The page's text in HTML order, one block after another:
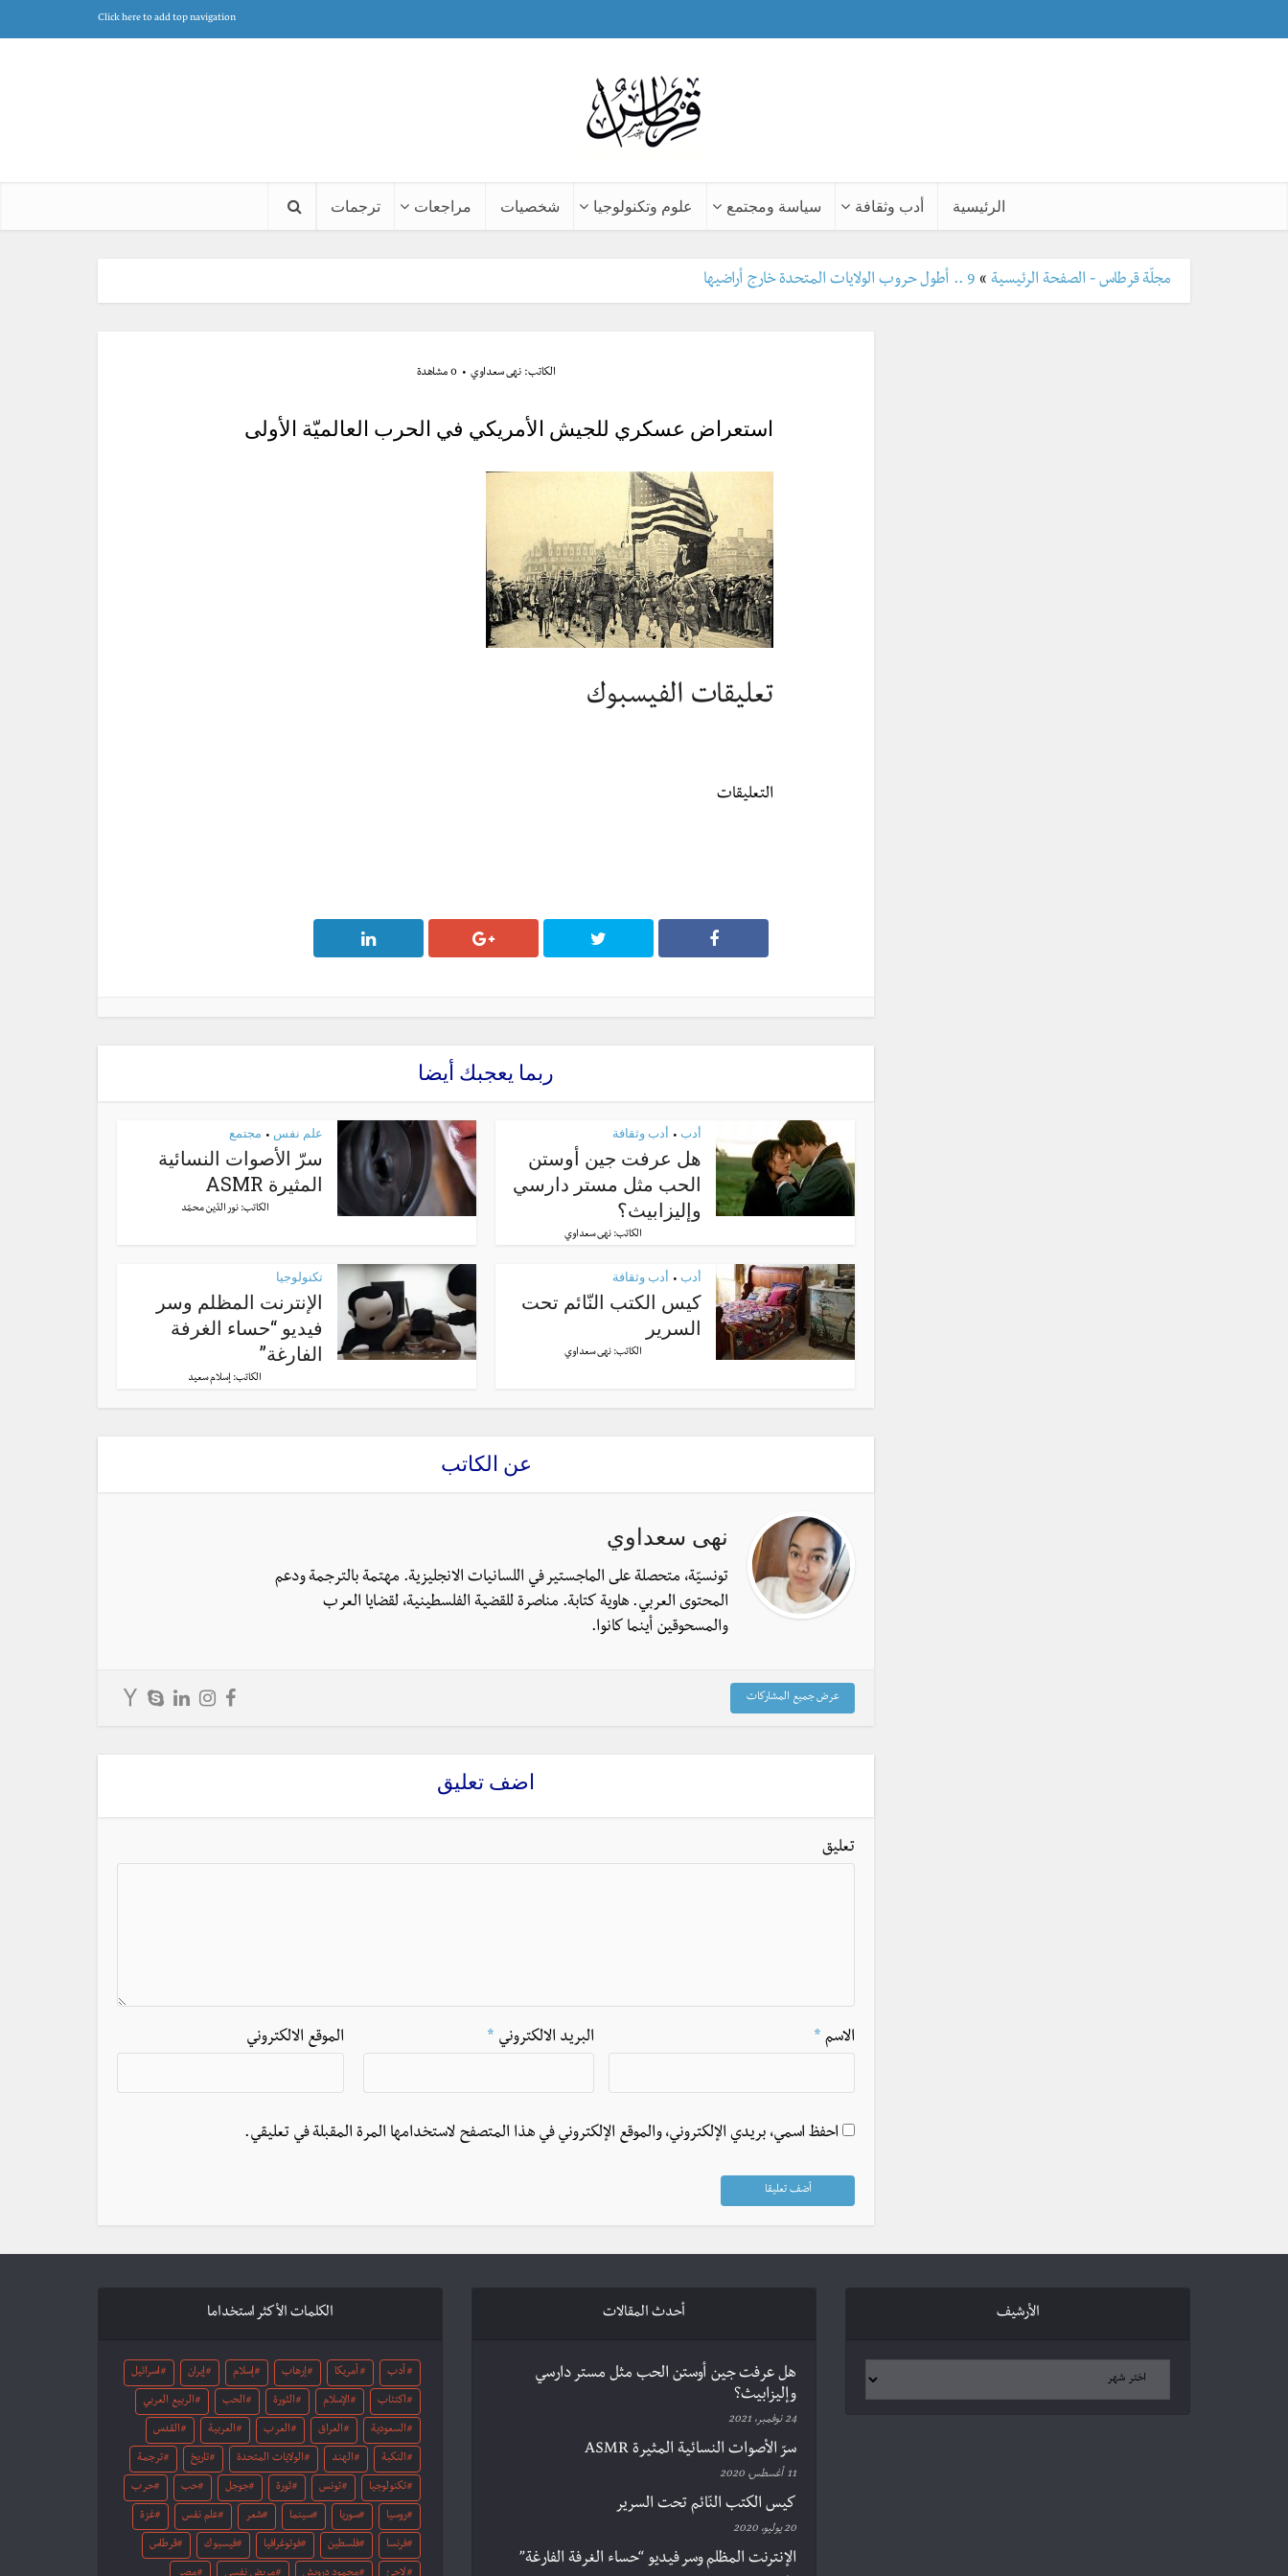
Click here to add top navigation
الرئيسية أدب وثقافة سياسة ومجتمع علوم وتكنولوجيا شخصيات مراجعات ترجمات
مجلّة قرطاس - الصفحة الرئيسية » 9 .. أطول حروب الولايات المتحدة خارج أراضيها
الكاتب:نهى سعداوي 0 مشاهدة
استعراض عسكري للجيش الأمريكي في الحرب العالميّة الأولى
تعليقات الفيسبوك
التعليقات
ربما يعجبك أيضا
أدب • أدب وثقافة
هل عرفت جين أوستن
الحب مثل مستر دارسي
وإليزابيث؟
الكاتب: نهى سعداوي
علم نفس • مجتمع
سرّ الأصوات النسائية
المثيرة ASMR
الكاتب:نور الدّين محمّد
أدب • أدب وثقافة
كيس الكتب النّائم تحت
السرير
الكاتب: نهى سعداوي
تكنولوجيا
الإنترنت المظلم وسر
فيديو “حساء الغرفة
الفارغة”
الكاتب: إسلام سعيد
عن الكاتب
نهى سعداوي
تونسيّة، متحصلة على الماجستير في اللسانيات الانجليزية. مهتمة بالترجمة ودعم
المحتوى العربي. هاوية كتابة. مناصرة للقضية الفلسطينية، لقضايا العرب
والمسحوقين أينما كانوا.
عرض جميع المشاركات
اضف تعليق
تعليق
الاسم * البريد الالكتروني * الموقع الالكتروني
احفظ اسمي، بريدي الإلكتروني، والموقع الإلكتروني في هذا المتصفح لاستخدامها المرة المقبلة في تعليقي.
الكلمات الأكثر استخداما
أدب أمريكا إرهاب إسلام إيران اسرائيل
اكتئاب الإسلام الثورة الحب الربيع العربي
السعودية العراق العرب العربية القدس
النكبة الهند الولايات المتحدة تاريخ ترجمة
تكنولوجيا تونس ثورة جوجل حب حرب
روسيا سوريا سينما شعر علم نفس غزة
فرنسا فلسطين فوتوغرافيا فيسبوك قرطاس
أحدث المقالات
هل عرفت جين أوستن الحب مثل مستر دارسي
وإليزابيث؟
24 نوفمبر، 2021
سرّ الأصوات النسائية المثيرة ASMR
11 أغسطس، 2020
كيس الكتب النّائم تحت السرير
20 يوليو، 2020
الإنترنت المظلم وسر فيديو “حساء الغرفة الفارغة”
الأرشيف